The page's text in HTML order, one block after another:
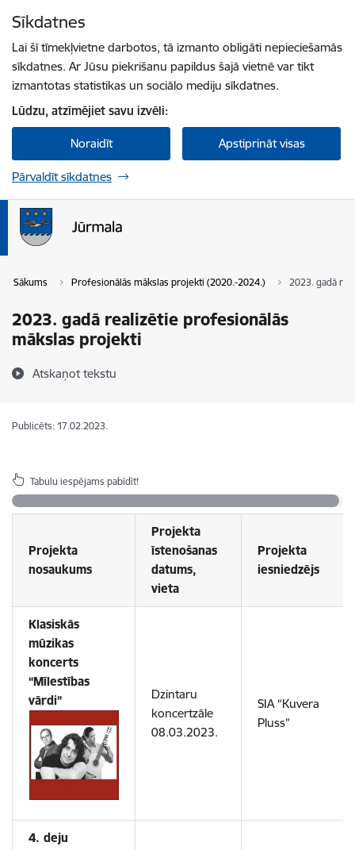
Sīkdatnes
Lai šī tīmekļvietne darbotos, tā izmanto obligāti nepieciešamās
sīkdatnes. Ar Jūsu piekrišanu papildus šajā vietnē var tikt
izmantotas statistikas un sociālo mediju sīkdatnes.
Lūdzu, atzīmējiet savu izvēli:
Noraidīt Apstiprināt visas
Pārvaldīt sīkdatnes
Sākums Profesionālās mākslas projekti (2020.-2024.) 2023. gadā
2023. gadā realizētie profesionālās
mākslas projekti
Atskaņot tekstu
Publicēts: 17.02.2023.
Tabulu iespējams pabīdīt!
Projekta
nosaukums
Projekta
īstenošanas
datums,
vieta
Projekta
iesniedzējs
Klasiskās
mūzikas
koncerts
“Mīlestības
vārdi”
Dzintaru
koncertzāle
08.03.2023.
SIA “Kuvera
Pluss”
4. deju